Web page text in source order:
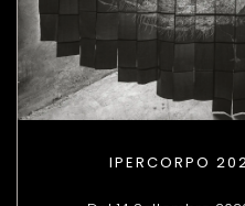
IPERCORPO